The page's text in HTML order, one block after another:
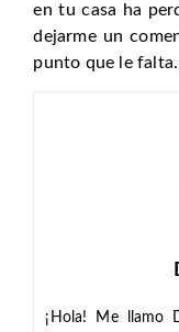
en tu casa ha
dejarme un
punto que le
¡Hola! Me llamo